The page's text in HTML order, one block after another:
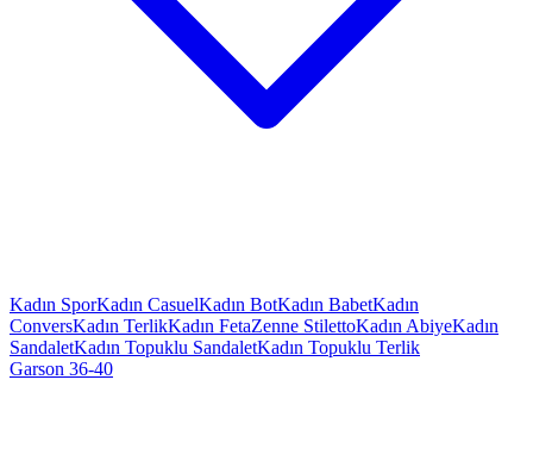
Kadın SporKadın CasuelKadın BotKadın BabetKadın
ConversKadın TerlikKadın FetaZenne StilettoKadın AbiyeKadın
SandaletKadın Topuklu SandaletKadın Topuklu Terlik
Garson 36-40